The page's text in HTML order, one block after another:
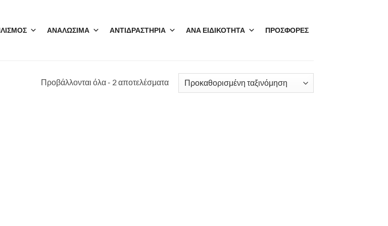
ΑΝΑΛΩΣΙΜΑ ΑΝΤΙΔΡΑΣΤΗΡΙΑ ΑΝΑ ΕΙΔΙΚΟΤΗΤΑ ΠΡΟΣΦΟΡΕΣ
Προβάλλονται όλα - 2 αποτελέσματα